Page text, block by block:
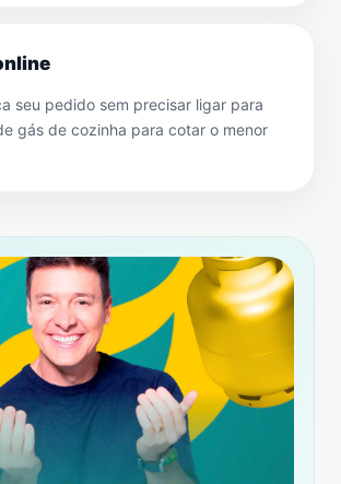
seu pedido sem precisar ligar para
gás de cozinha para cotar o menor